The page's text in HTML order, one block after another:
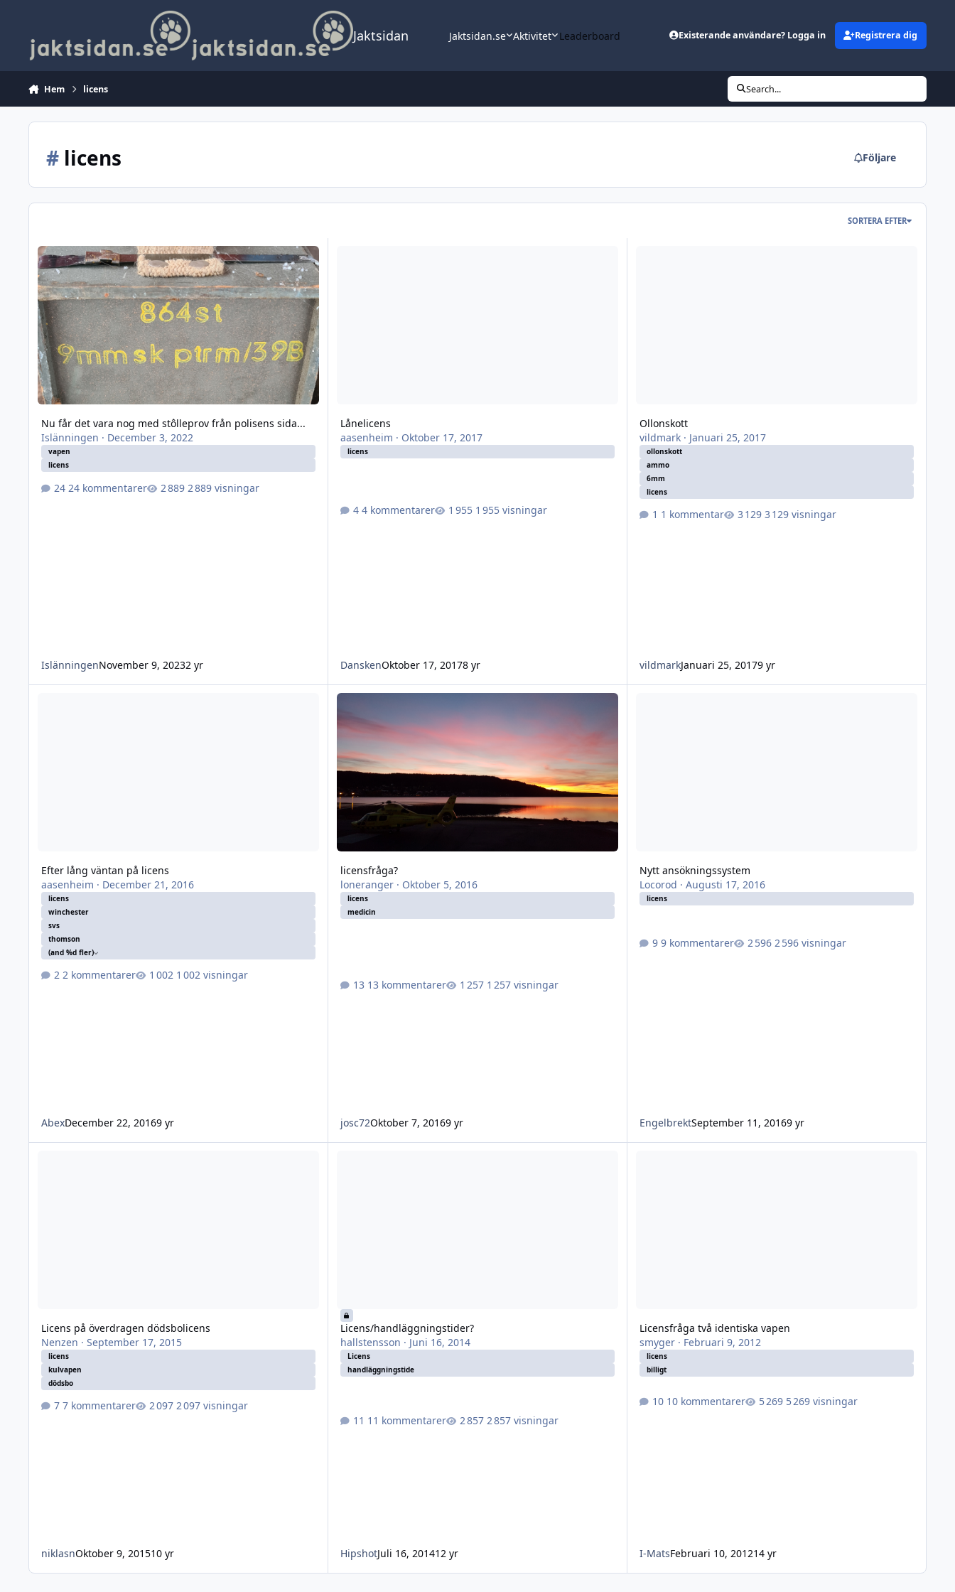
Jaktsidan Jaktsidan.se Aktivitet Leaderboard Existerande användare? Logga in Registrera dig
Hem licens Search...
#licens Följare
SORTERA EFTER
Nu får det vara nog med stôlleprov från polisens sida...
Nu får det vara nog med stôlleprov från polisens sida...
Islänningen · December 3, 2022
vapen
licens
24 kommentarer 2 889 visningar
IslänningenNovember 9, 20232 yr
Lånelicens
aasenheim · Oktober 17, 2017
licens
4 kommentarer 1 955 visningar
DanskenOktober 17, 20178 yr
Ollonskott
vildmark· Januari 25, 2017
ollonskott
ammo
6mm
licens
1 kommentar 3 129 visningar
vildmarkJanuari 25, 20179 yr
Efter lång väntan på licens
aasenheim · December 21, 2016
licens
winchester
svs
thomson
(and %d fler)
2 kommentarer 1 002 visningar
AbexDecember 22, 20169 yr
licensfråga?
licensfråga?
loneranger· Oktober 5, 2016
licens
medicin
13 kommentarer 1 257 visningar
josc72Oktober 7, 20169 yr
Nytt ansökningssystem
Locorod · Augusti 17, 2016
licens
9 kommentarer 2 596 visningar
EngelbrektSeptember 11, 20169 yr
Licens på överdragen dödsbolicens
Nenzen · September 17, 2015
licens
kulvapen
dödsbo
7 kommentarer 2 097 visningar
niklasnOktober 9, 201510 yr
Licens/handläggningstider?
hallstensson · Juni 16, 2014
Licens
handläggningstide
11 kommentarer 2 857 visningar
HipshotJuli 16, 201412 yr
Licensfråga två identiska vapen
smyger· Februari 9, 2012
licens
billigt
10 kommentarer 5 269 visningar
I-MatsFebruari 10, 201214 yr